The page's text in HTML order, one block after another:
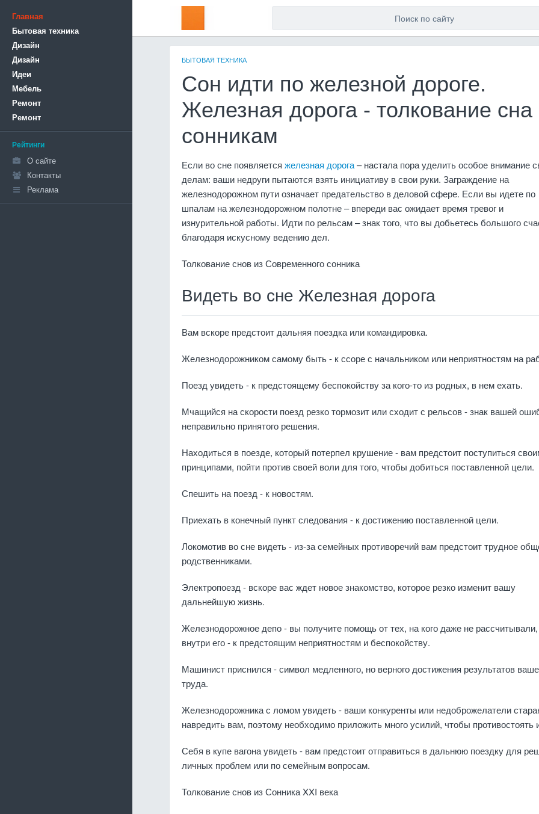
Главная
Бытовая техника
Дизайн
Дизайн
Идеи
Мебель
Ремонт
Ремонт
Рейтинги
О сайте
Контакты
Реклама
БЫТОВАЯ ТЕХНИКА
Сон идти по железной дороге.
Железная дорога - толкование сна
сонникам
Если во сне появляется железная дорога– настала пора уделить особое внимание
делам: ваши недруги пытаются взять инициативу в свои руки. Заграждение на
железнодорожном пути означает предательство в деловой сфере. Если вы идете по
шпалам на железнодорожном полотне – впереди вас ожидает время тревог и
изнурительной работы. Идти по рельсам – знак того, что вы добьетесь большого
благодаря искусному ведению дел.
Толкование снов из Современного сонника
Видеть во сне Железная дорога
Вам вскоре предстоит дальняя поездка или командировка.
Железнодорожником самому быть - к ссоре с начальником или неприятностям на
Поезд увидеть - к предстоящему беспокойству за кого-то из родных, в нем ехать.
Мчащийся на скорости поезд резко тормозит или сходит с рельсов - знак вашей
неправильно принятого решения.
Находиться в поезде, который потерпел крушение - вам предстоит поступиться
принципами, пойти против своей воли для того, чтобы добиться поставленной цели.
Спешить на поезд - к новостям.
Приехать в конечный пункт следования - к достижению поставленной цели.
Локомотив во сне видеть - из-за семейных противоречий вам предстоит трудное
родственниками.
Электропоезд - вскоре вас ждет новое знакомство, которое резко изменит вашу
дальнейшую жизнь.
Железнодорожное депо - вы получите помощь от тех, на кого даже не
внутри его - к предстоящим неприятностям и беспокойству.
Машинист приснился - символ медленного, но верного достижения результатов
труда.
Железнодорожника с ломом увидеть - ваши конкуренты или недоброжелатели
навредить вам, поэтому необходимо приложить много усилий, чтобы противостоять
Себя в купе вагона увидеть - вам предстоит отправиться в дальнюю поездку для
личных проблем или по семейным вопросам.
Толкование снов из Сонника XXI века